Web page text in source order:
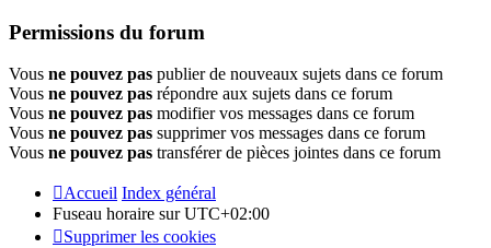
Permissions du forum
Vous ne pouvez pas publier de nouveaux sujets dans ce forum
Vous ne pouvez pas répondre aux sujets dans ce forum
Vous ne pouvez pas modifier vos messages dans ce forum
Vous ne pouvez pas supprimer vos messages dans ce forum
Vous ne pouvez pas transférer de pièces jointes dans ce forum
Accueil Index général
Fuseau horaire surUTC+02:00
Supprimer les cookies